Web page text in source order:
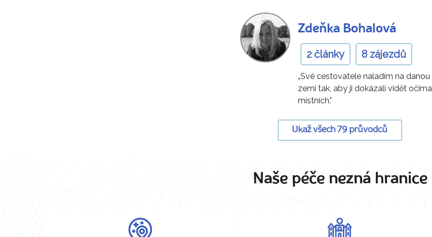
Zdeňka Bohalová
2 články 8 zájezdů
„Své cestovatele naladím na danou
zemi tak, aby ji dokázali vidět očima
místních."
Ukaž všech 79 průvodců
Naše péče nezná hranice